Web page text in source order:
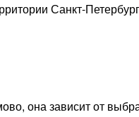
Санкт-
она зависит от